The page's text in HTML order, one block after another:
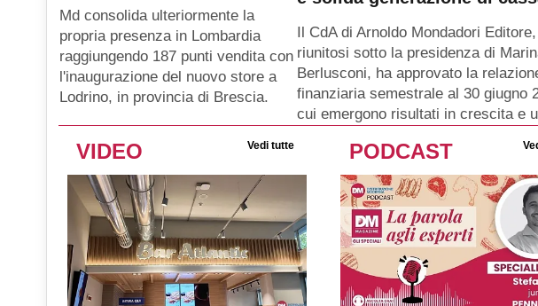
Md consolida ulteriormente la
propria presenza in Lombardia
raggiungendo 187 punti vendita con
l'inaugurazione del nuovo store a
Lodrino, in provincia di Brescia.
Il CdA di Arnoldo Mondadori Editore,
riunitosi sotto la presidenza di
Berlusconi, ha approvato la
finanziaria semestrale al 30 giugno
cui emergono risultati in crescita e
VIDEO Vedi tutte PODCAST